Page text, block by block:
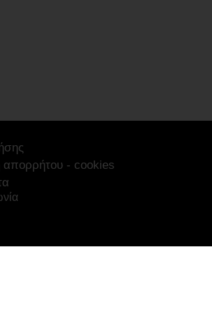
απορρήτου - cookies